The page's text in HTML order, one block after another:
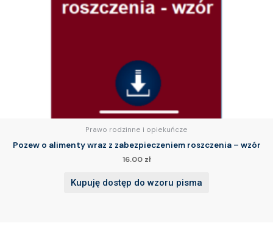
Prawo rodzinne i opiekuńcze
Pozew o alimenty wraz z zabezpieczeniem roszczenia – wzór
16.00 zł
Kupuję dostęp do wzoru pisma